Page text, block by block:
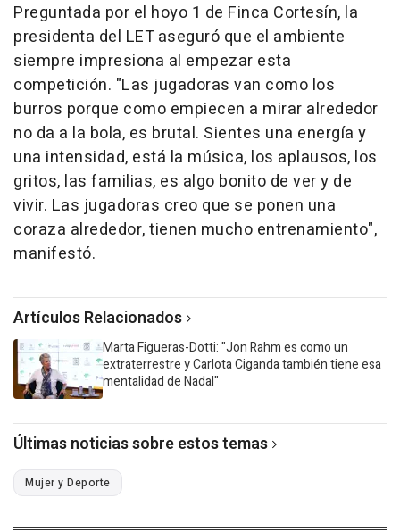
Preguntada por el hoyo 1 de Finca Cortesín, la
presidenta del LET aseguró que el ambiente
siempre impresiona al empezar esta
competición. "Las jugadoras van como los
burros porque como empiecen a mirar alrededor
no da a la bola, es brutal. Sientes una energía y
una intensidad, está la música, los aplausos, los
gritos, las familias, es algo bonito de ver y de
vivir. Las jugadoras creo que se ponen una
coraza alrededor, tienen mucho entrenamiento",
manifestó.
Artículos Relacionados
Marta Figueras-Dotti: "Jon Rahm es como un
extraterrestre y Carlota Ciganda también tiene esa
mentalidad de Nadal"
Últimas noticias sobre estos temas
Mujer y Deporte